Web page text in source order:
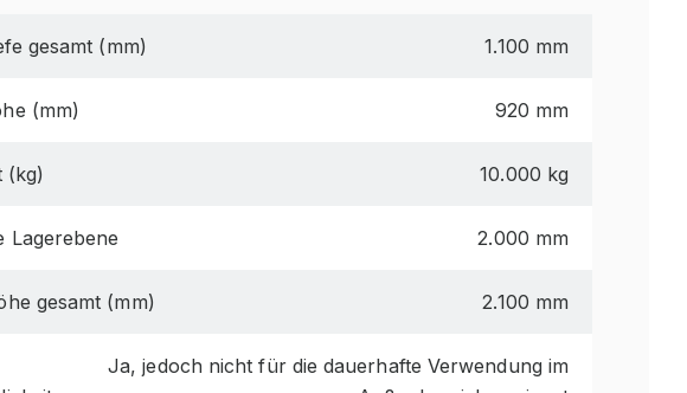
gesamt (mm) 1.100 mm
(mm) 920 mm
(kg) 10.000 kg
Lagerebene 2.000 mm
gesamt (mm) 2.100 mm
Ja, jedoch nicht für die dauerhafte Verwendung im